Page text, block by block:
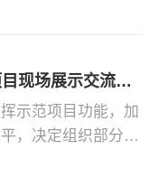
环节组成，三部分
见附件2。1、教学
教师教学发展信息
关于开展2021年课程思政示范项目现场展示交流的通知
示范项目功能，加
，决定组织部分遴
定2021年课程思政